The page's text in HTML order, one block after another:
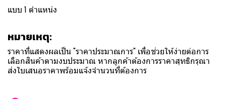
แบบ 1 ตำแหน่ง
หมายเหตุ:
ราคาที่แสดงผลเป็น "ราคาประมาณการ" เพื่อช่วยให้ง่ายต่อการ
เลือกสินค้าตามงบประมาณ หากลูกค้าต้องการราคาสุทธิกรุณา
ส่งใบเสนอราคาพร้อมแจ้งจำนวนที่ต้องการ